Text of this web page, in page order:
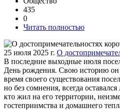
435
0
Читать полностью
25 июля 2025 г. О
В последние выходные июля
День рождения. Свою историю он
время своего существования
но без сомнения, всегда
кто жил на его территории,
гостеприимства и домашнего